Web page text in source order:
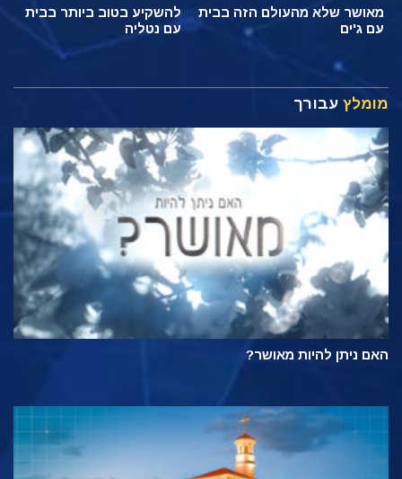
מאושר שלא מהעולם הזה בבית
עם ג'ים
להשקיע בטוב ביותר בבית
עם נטליה
מומלץ עבורך
האם ניתן להיות מאושר?